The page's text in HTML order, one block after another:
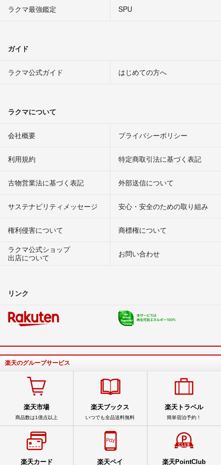
ラクマ最強鑑定
SPU
ガイド
ラクマ公式ガイド はじめての方へ
ラクマについて
会社概要 プライバシーポリシー
利用規約 特定商取引法に基づく表記
古物営業法に基づく表記 外部送信について
サステナビリティメッセージ 安心・安全のための取り組み
権利侵害について
商標権について
ラクマ公式ショップ
出店について
お問い合わせ
リンク
楽天のグループサービス
楽天市場
商品数は1億点以上
楽天ブックス
いつでも全品送料無料
楽天トラベル
簡単宿泊予約！
楽天カード 楽天ペイ 楽天PointClub